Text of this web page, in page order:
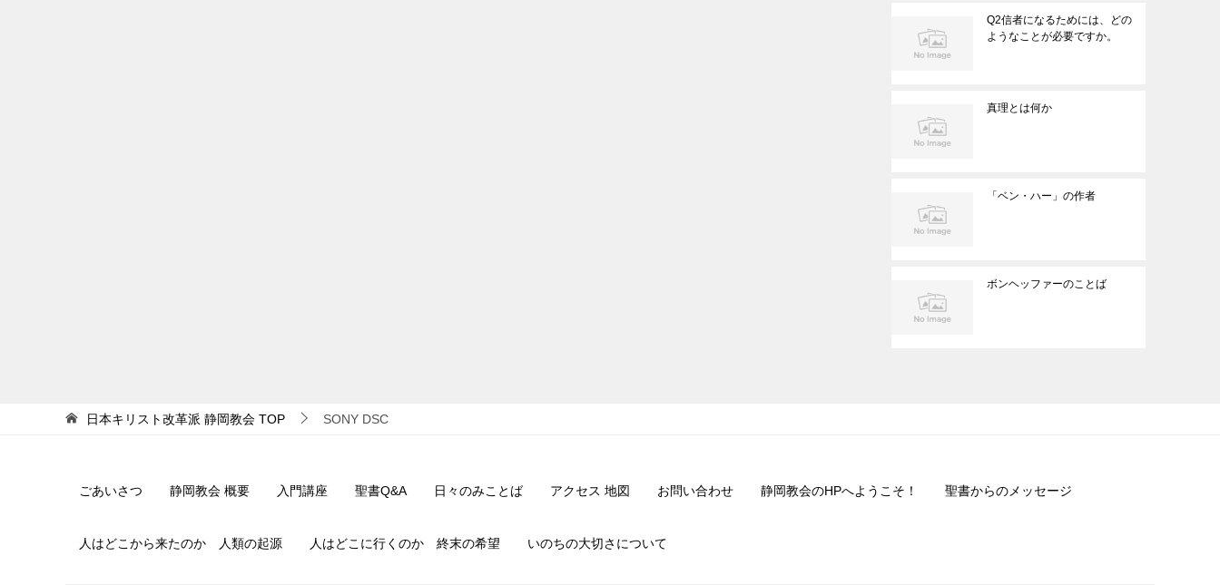
Q2信者になるためには、どの
ようなことが必要ですか。
真理とは何か
「ベン・ハー」の作者
ボンヘッファーのことば
日本キリスト改革派 静岡教会 TOP SONY DSC
ごあいさつ 静岡教会 概要 入門講座 聖書Q&A 日々のみことば アクセス 地図 お問い合わせ 静岡教会のHPへようこそ！ 聖書からのメッセージ
人はどこから来たのか 人類の起源 人はどこに行くのか 終末の希望 いのちの大切さについて